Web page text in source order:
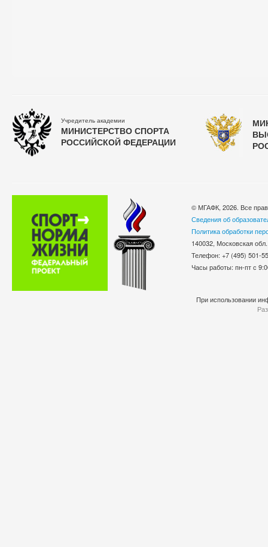
Учредитель академии
МИНИСТЕРСТВО СПОРТА
РОССИЙСКОЙ ФЕДЕРАЦИИ
© МГАФК, 2026. Все
Сведения об
Политика обработки
140032, Московская
Телефон: +7 (495)
Часы работы: пн-пт с
При использовании